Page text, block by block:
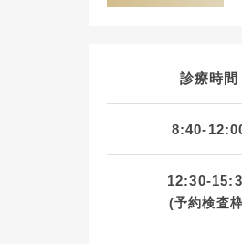
診療時間
8:40-
12:30-
(予約検査